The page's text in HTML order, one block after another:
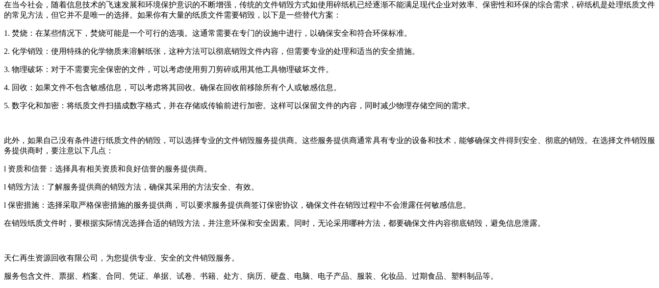
在当今社会，随着信息技术的飞速发展和环境保护意识的不断增强，传统的文件销毁方式如使用碎纸机已经逐渐不能满足现代企业对效率、保密性和环保的综合需求，碎纸机是处理纸质文件
的常见方法，但它并不是唯一的选择。如果你有大量的纸质文件需要销毁，以下是一些替代方案：
1. 焚烧：在某些情况下，焚烧可能是一个可行的选项。这通常需要在专门的设施中进行，以确保安全和符合环保标准。
2. 化学销毁：使用特殊的化学物质来溶解纸张，这种方法可以彻底销毁文件内容，但需要专业的处理和适当的安全措施。
3. 物理破坏：对于不需要完全保密的文件，可以考虑使用剪刀剪碎或用其他工具物理破坏文件。
4. 回收：如果文件不包含敏感信息，可以考虑将其回收。确保在回收前移除所有个人或敏感信息。
5. 数字化和加密：将纸质文件扫描成数字格式，并在存储或传输前进行加密。这样可以保留文件的内容，同时减少物理存储空间的需求。
此外，如果自己没有条件进行纸质文件的销毁，可以选择专业的文件销毁服务提供商。这些服务提供商通常具有专业的设备和技术，能够确保文件得到安全、彻底的销毁。在选择文件销毁服
务提供商时，要注意以下几点：
l 资质和信誉：选择具有相关资质和良好信誉的服务提供商。
l 销毁方法：了解服务提供商的销毁方法，确保其采用的方法安全、有效。
l 保密措施：选择采取严格保密措施的服务提供商，可以要求服务提供商签订保密协议，确保文件在销毁过程中不会泄露任何敏感信息。
在销毁纸质文件时，要根据实际情况选择合适的销毁方法，并注意环保和安全因素。同时，无论采用哪种方法，都要确保文件内容彻底销毁，避免信息泄露。
天仁再生资源回收有限公司，为您提供专业、安全的文件销毁服务。
服务包含文件、票据、档案、合同、凭证、单据、试卷、书籍、处方、病历、硬盘、电脑、电子产品、服装、化妆品、过期食品、塑料制品等。